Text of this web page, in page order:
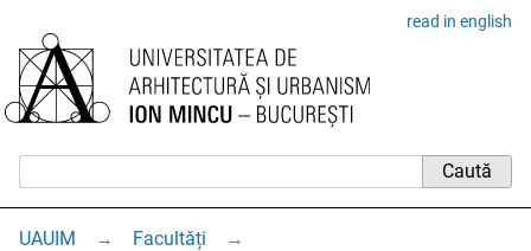
read in english
UAUIM → Facultăți
→